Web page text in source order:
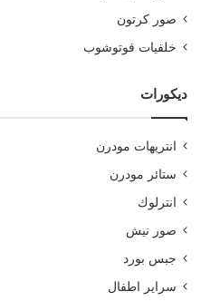
صور كرتون
خلفيات فوتوشوب
ديكورات
انتريهات مودرن
ستائر مودرن
انترلوك
صور نيش
جبس بورد
سراير اطفال